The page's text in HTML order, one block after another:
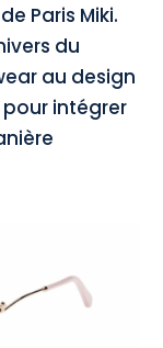
Paris Miki.
du
au design
intégrer